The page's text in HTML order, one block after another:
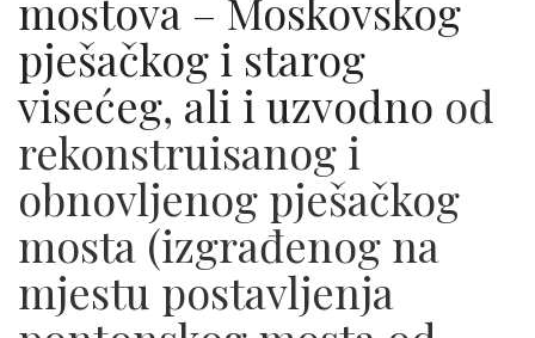
pješačkog i starog
visećeg, ali i uzvodno od
rekonstruisanog i
obnovljenog pješačkog
mosta (izgrađenog na
mjestu postavljenja